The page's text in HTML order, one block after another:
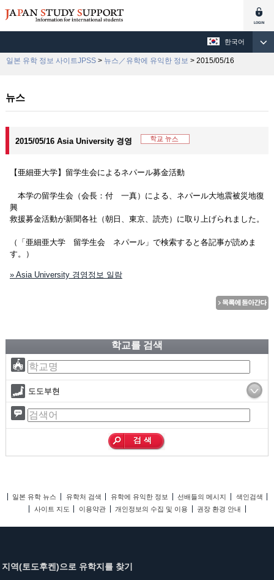
한국어
일본 유학 정보 사이트JPSS > 뉴스／유학에 유익한 정보 > 2015/05/16
뉴스
2015/05/16 Asia University 경영
【亜細亜大学】留学生会によるネパール募金活動
本学の留学生会（会長：付 一真）による、ネパール大地震被災地復
興
救援募金活動が新聞各社（朝日、東京、読売）に取り上げられました。
（「亜細亜大学 留学生会 ネパール」で検索すると各記事が読めま
す。）
» Asia University 경영정보 일람
학교를 검색
도도부현
일본 유학 뉴스 유학처 검색 유학에 유익한 정보 선배들의 메시지
색인검색
사이트 지도
이용약관 개인정보의 수집 및 이용 권장 환경 안내
지역(토도후켄)으로 유학지를 찾기